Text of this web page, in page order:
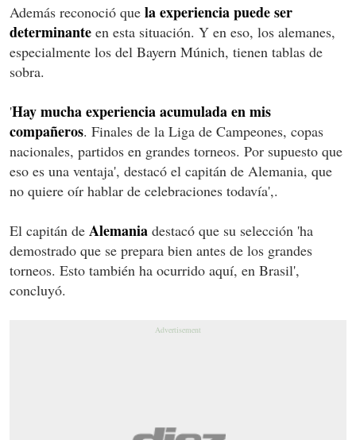
Además reconoció que la experiencia puede ser
determinante en esta situación. Y en eso, los alemanes,
especialmente los del Bayern Múnich, tienen tablas de
sobra.
'Hay mucha experiencia acumulada en mis
compañeros. Finales de la Liga de Campeones, copas
nacionales, partidos en grandes torneos. Por supuesto que
eso es una ventaja', destacó el capitán de Alemania, que
no quiere oír hablar de celebraciones todavía',.
El capitán de Alemania destacó que su selección 'ha
demostrado que se prepara bien antes de los grandes
torneos. Esto también ha ocurrido aquí, en Brasil',
concluyó.